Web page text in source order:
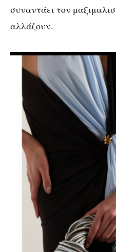
συναντάει τον
αλλάζουν.